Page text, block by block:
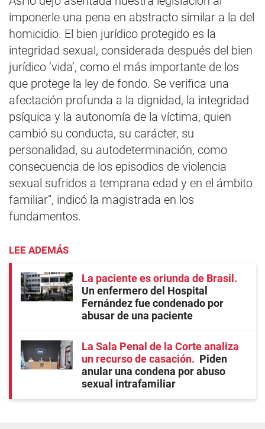
imponerle una pena en abstracto similar a la del
homicidio. El bien jurídico protegido es la
integridad sexual, considerada después del bien
jurídico ‘vida’, como el más importante de los
que protege la ley de fondo. Se verifica una
afectación profunda a la dignidad, la integridad
psíquica y la autonomía de la víctima, quien
cambió su conducta, su carácter, su
personalidad, su autodeterminación, como
consecuencia de los episodios de violencia
sexual sufridos a temprana edad y en el ámbito
familiar”, indicó la magistrada en los
fundamentos.
LEE ADEMÁS
La paciente es oriunda de Brasil
Un enfermero del Hospital
Fernández fue condenado por
abusar de una paciente
La Sala Penal de la Corte analiza
un recurso de casación
Piden
anular una condena por abuso
sexual intrafamiliar